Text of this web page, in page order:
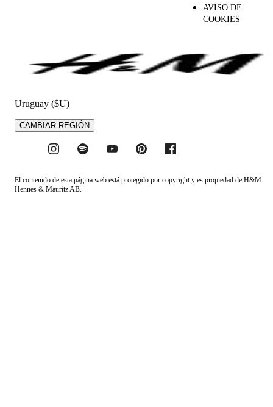
AVISO DE
COOKIES
Uruguay ($U)
CAMBIAR REGIÓN
El contenido de esta página web está protegido por copyright y es propiedad de H&M
Hennes & Mauritz AB.